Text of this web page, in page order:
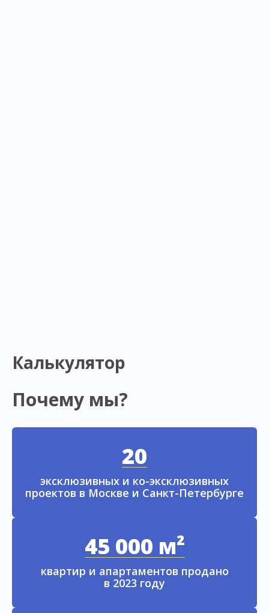
Калькулятор
Почему мы?
20
эксклюзивных и ко-эксклюзивных
проектов в Москве и Санкт-Петербурге
45 000 м²
квартир и апартаментов продано
в 2023 году